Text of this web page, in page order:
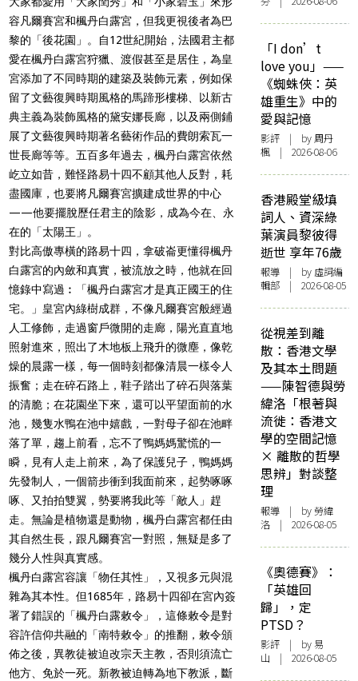
容凡爾賽宮和楓丹白露宮，但我更視後者為巴
黎的「後花園」。自12世紀開始，法國君主都
愛在楓丹白露宮狩獵、渡假甚至是居住，為皇
宮添加了不同時期的建築及裝飾元素，例如保
留了文藝復興時期風格的馬蹄形樓梯、以新古
典主義為裝飾風格的黛安娜長廊，以及兩側鋪
展了文藝復興時期著名藝術作品的費朗索瓦一
世長廊等等。五百多年過去，楓丹白露宮依然
屹立如昔，難怪路易十四不顧其他人反對，耗
盡國庫，也要將凡爾賽宮擴建成世界的中心
——他要擺脫歷任君主的陰影，成為今在、永
在的「太陽王」。
對比高傲專橫的路易十四，拿破崙更懂得楓丹
白露宮的內斂和真實，被流放之時，他就在回
憶錄中寫過︰「楓丹白露宮才是真正國王的住
宅。」皇宮內綠樹成群，不像凡爾賽宮般經過
人工修飾，走過窗戶微開的走廊，陽光直直地
照射進來，照出了木地板上飛升的微塵，像乾
燥的晨露一樣，每一個時刻都像清晨一樣令人
振奮；走在碎石路上，鞋子踏出了碎石與落葉
的清脆；在花園坐下來，還可以平望面前的水
池，幾隻水鴨在池中嬉戲，一對母子卻在池畔
落了單，趨上前看，忘不了鴨媽媽驚慌的一
瞬，見有人走上前來，為了保護兒子，鴨媽媽
先發制人，一個箭步衝到我面前來，起勢啄啄
啄、又拍拍雙翼，勢要將我此等「敵人」趕
走。無論是植物還是動物，楓丹白露宮都任由
其自然生長，跟凡爾賽宮一對照，無疑是多了
幾分人性與真實感。
楓丹白露宮容讓「物任其性」，又視多元與混
雜為其本性。但1685年，路易十四卻在宮內簽
署了錯誤的「楓丹白露敕令」，這條敕令是對
容許信仰共融的「南特敕令」的推翻，敕令頒
佈之後，異教徒被迫改宗天主教，否則須流亡
他方、免於一死。新教被迫轉為地下教派，斷
「I don’t
love you」——
《蜘蛛俠：英
雄重生》中的
愛與記憶
影評 | by周丹
楓 | 2026-08-06
香港殿堂級填
詞人、資深綠
葉演員黎彼得
逝世 享年76歲
報導 | by 虛詞編
輯部 | 2026-08-05
從視差到離
散：香港文學
及其本土問題
——陳智德與勞
緯洛「根著與
流徙：香港文
學的空間記憶
× 離散的哲學
思辨」對談整
理
報導 | by 勞緯
洛 | 2026-08-05
《奧德賽》：
「英雄回
歸」，定
PTSD？
影評 | by 易
山 | 2026-08-05